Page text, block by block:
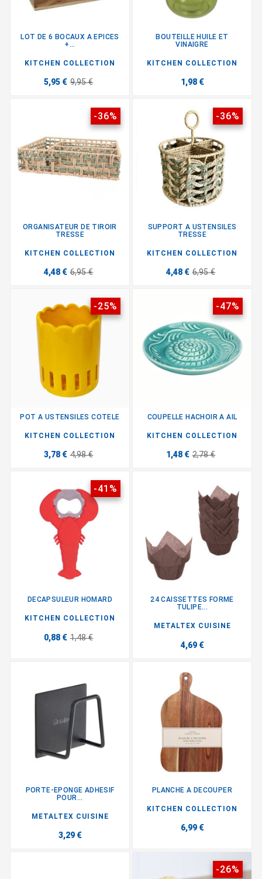
LOT DE 6 BOCAUX A EPICES
+...
KITCHEN COLLECTION
5,95 € 9,95 €
BOUTEILLE HUILE ET
VINAIGRE
KITCHEN COLLECTION
1,98 €
-36%
ORGANISATEUR DE TIROIR
TRESSE
KITCHEN COLLECTION
4,48 € 6,95 €
-36%
SUPPORT A USTENSILES
TRESSE
KITCHEN COLLECTION
4,48 € 6,95 €
-25%
POT A USTENSILES COTELE
KITCHEN COLLECTION
3,78 € 4,98 €
-47%
COUPELLE HACHOIR A AIL
KITCHEN COLLECTION
1,48 € 2,78 €
-41%
DECAPSULEUR HOMARD
KITCHEN COLLECTION
0,88 € 1,48 €
24 CAISSETTES FORME
TULIPE...
METALTEX CUISINE
4,69 €
PORTE-EPONGE ADHESIF
POUR...
METALTEX CUISINE
3,29 €
PLANCHE A DECOUPER
KITCHEN COLLECTION
6,99 €
-26%